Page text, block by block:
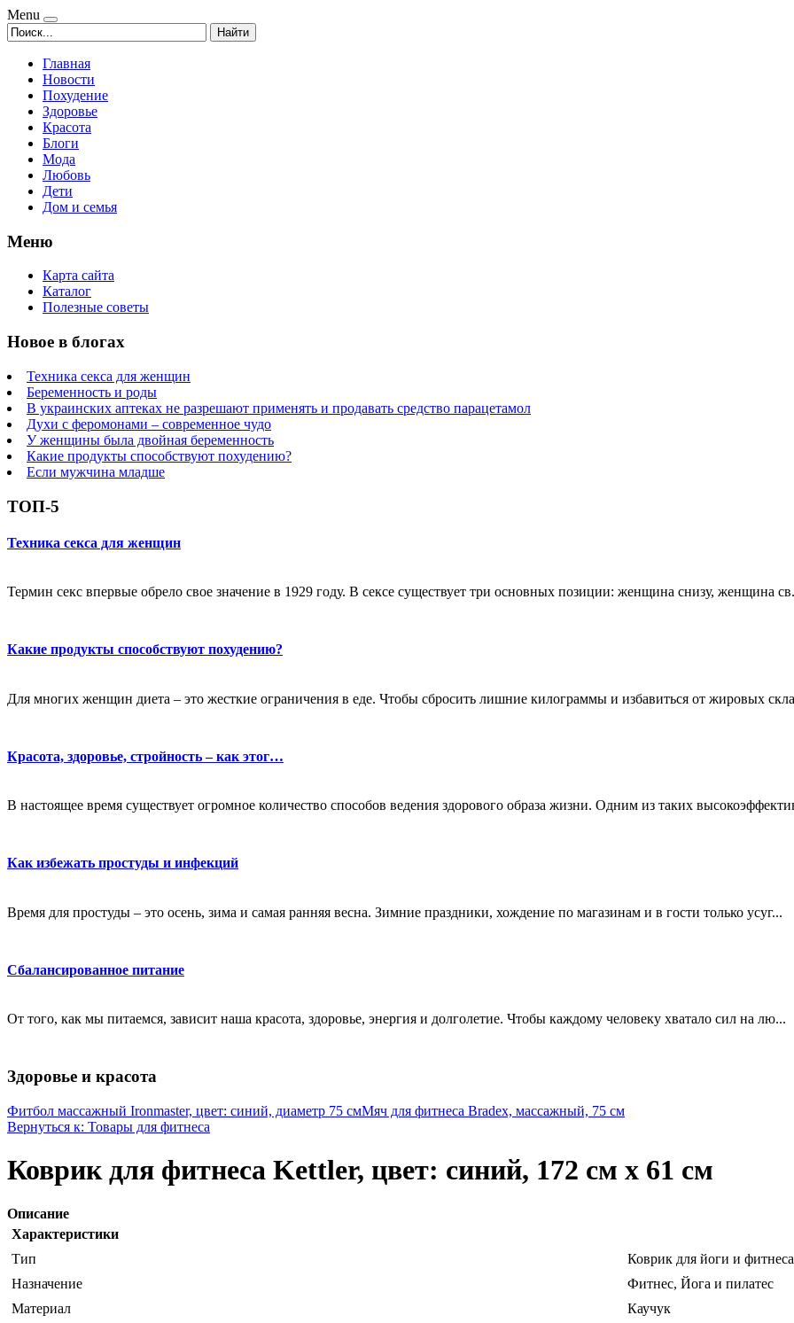
Menu
Найти
Главная
Новости
Похудение
Здоровье
Красота
Блоги
Мода
Любовь
Дети
Дом и семья
Меню
Карта сайта
Каталог
Полезные советы
Новое в блогах
Техника секса для женщин
Беременность и роды
В украинских аптеках не разрешают применять и продавать средство парацетамол
Духи с феромонами – современное чудо
У женщины была двойная беременность
Какие продукты способствуют похудению?
Если мужчина младше
ТОП-5
Техника секса для женщин
Термин секс впервые обрело свое значение в 1929 году. В сексе существует три основных позиции: женщина снизу, женщина
Какие продукты способствуют похудению?
Для многих женщин диета – это жесткие ограничения в еде. Чтобы сбросить лишние килограммы и избавиться от жировых
Красота, здоровье, стройность – как этог…
В настоящее время существует огромное количество способов ведения здорового образа жизни. Одним из таких
Как избежать простуды и инфекций
Время для простуды – это осень, зима и самая ранняя весна. Зимние праздники, хождение по магазинам и в гости только усуг...
Сбалансированное питание
От того, как мы питаемся, зависит наша красота, здоровье, энергия и долголетие. Чтобы каждому человеку хватало сил на лю...
Здоровье и красота
Фитбол массажный Ironmaster, цвет: синий, диаметр 75 смМяч для фитнеса Bradex, массажный, 75 см
Вернуться к: Товары для фитнеса
Коврик для фитнеса Kettler, цвет: синий, 172 см х 61 см
Описание
Характеристики
Тип
Коврик для йоги и фитнеса
Назначение
Фитнес, Йога и пилатес
Материал
Каучук